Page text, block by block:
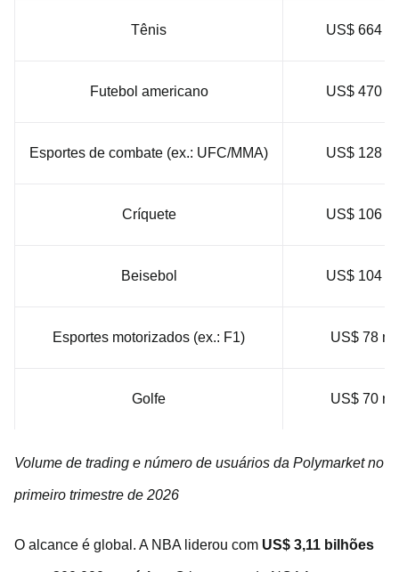
Tênis US$ 664
Futebol americano US$ 470
Esportes de combate (ex.: UFC/MMA) US$ 128
Críquete US$ 106
Beisebol US$ 104
Esportes motorizados (ex.: F1) US$ 78
Golfe US$ 70
Volume de trading e número de usuários da Polymarket no
primeiro trimestre de 2026
O alcance é global. A NBA liderou com US$ 3,11 bilhões